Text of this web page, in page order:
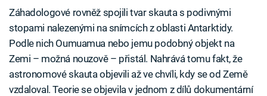
Záhadologové rovněž spojili tvar skauta s podivnými
stopami nalezenými na snímcích z oblasti Antarktidy.
Podle nich Oumuamua nebo jemu podobný objekt na
Zemi – možná nouzově – přistál. Nahrává tomu fakt, že
astronomové skauta objevili až ve chvíli, kdy se od Země
vzdaloval. Teorie se objevila v jednom z dílů dokumentární